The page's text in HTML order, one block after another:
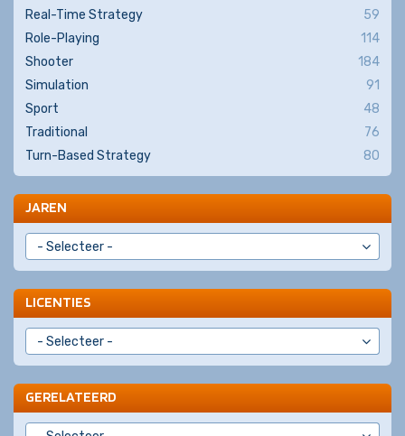
Real-Time Strategy
59
Role-Playing
114
Shooter
184
Simulation
91
Sport
48
Traditional
76
Turn-Based Strategy
80
JAREN
LICENTIES
GERELATEERD